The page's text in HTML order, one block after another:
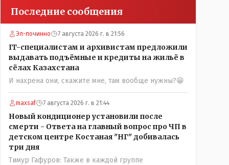
Последние сообщения
Эл-починно 7 августа 2026 г. в 21:56
IT-специалистам и архивистам предложили
выдавать подъёмные и кредиты на жильё в
сёлах Казахстана
И нахрена они, скажите мне, там вообще нужны?😁
maxsaf 7 августа 2026 г. в 21:44
Новый кондиционер установили после
смерти - Ответа на главный вопрос про ЧП в
детском центре Костаная "НГ" добивалась
три дня
Тимур Гафуров: Также в каждой группе